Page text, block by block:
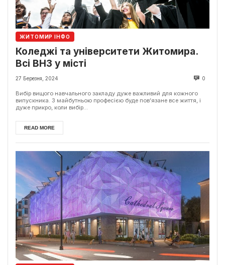
ЖИТОМИР ІНФО
Коледжі та університети Житомира.
Всі ВНЗ у місті
27 Березня, 2024 0
Вибір вищого навчального закладу дуже важливий для кожного
випускника. З майбутньою професією буде пов’язане все життя, і
дуже прикро, коли вибір...
READ MORE